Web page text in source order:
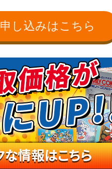
し込みはこちら